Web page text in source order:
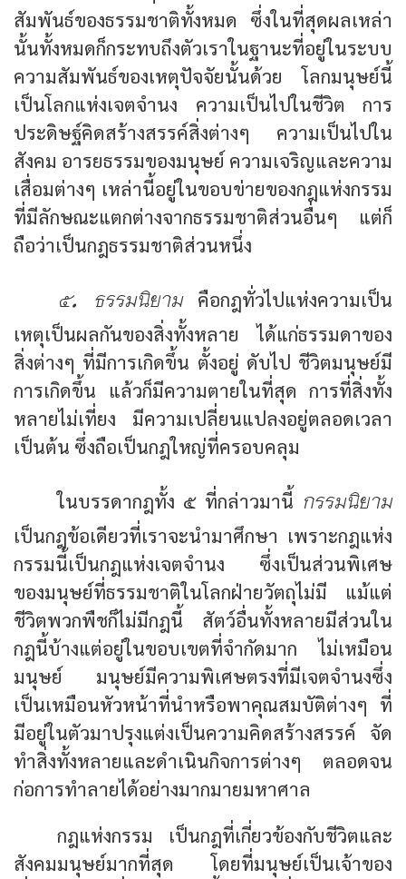
สัมพันธ์ของธรรมชาติทั้งหมด ซึ่งในที่สุดผลเหล่า
นั้นทั้งหมดก็กระทบถึงตัวเราในฐานะที่อยู่ในระบบ
ความสัมพันธ์ของเหตุปัจจัยนั้นด้วย โลกมนุษย์นี้
เป็นโลกแห่งเจตจำนง ความเป็นไปในชีวิต การ
ประดิษฐ์คิดสร้างสรรค์สิ่งต่างๆ ความเป็นไปใน
สังคม อารยธรรมของมนุษย์ ความเจริญและความ
เสื่อมต่างๆ เหล่านี้อยู่ในขอบข่ายของกฎแห่งกรรม
ที่มีลักษณะแตกต่างจากธรรมชาติส่วนอื่นๆ แต่ก็
ถือว่าเป็นกฎธรรมชาติส่วนหนึ่ง
๕. ธรรมนิยามคือกฎทั่วไปแห่งความเป็น
เหตุเป็นผลกันของสิ่งทั้งหลาย ได้แก่ธรรมดาของ
สิ่งต่างๆ ที่มีการเกิดขึ้น ตั้งอยู่ ดับไป ชีวิตมนุษย์มี
การเกิดขึ้น แล้วก็มีความตายในที่สุด การที่สิ่งทั้ง
หลายไม่เที่ยง มีความเปลี่ยนแปลงอยู่ตลอดเวลา
เป็นต้น ซึ่งถือเป็นกฎใหญ่ที่ครอบคลุม
ในบรรดากฎทั้ง ๕ ที่กล่าวมานี้ กรรมนิยาม
เป็นกฎข้อเดียวที่เราจะนำมาศึกษา เพราะกฎแห่ง
กรรมนี้เป็นกฎแห่งเจตจำนง ซึ่งเป็นส่วนพิเศษ
ของมนุษย์ที่ธรรมชาติในโลกฝ่ายวัตถุไม่มี แม้แต่
ชีวิตพวกพืชก็ไม่มีกฎนี้ สัตว์อื่นทั้งหลายมีส่วนใน
กฎนี้บ้างแต่อยู่ในขอบเขตที่จำกัดมาก ไม่เหมือน
มนุษย์ มนุษย์มีความพิเศษตรงที่มีเจตจำนงซึ่ง
เป็นเหมือนหัวหน้าที่นำหรือพาคุณสมบัติต่างๆ ที่
มีอยู่ในตัวมาปรุงแต่งเป็นความคิดสร้างสรรค์ จัด
ทำสิ่งทั้งหลายและดำเนินกิจการต่างๆ ตลอดจน
ก่อการทำลายได้อย่างมากมายมหาศาล
กฎแห่งกรรม เป็นกฎที่เกี่ยวข้องกับชีวิตและ
สังคมมนุษย์มากที่สุด โดยที่มนุษย์เป็นเจ้าของ